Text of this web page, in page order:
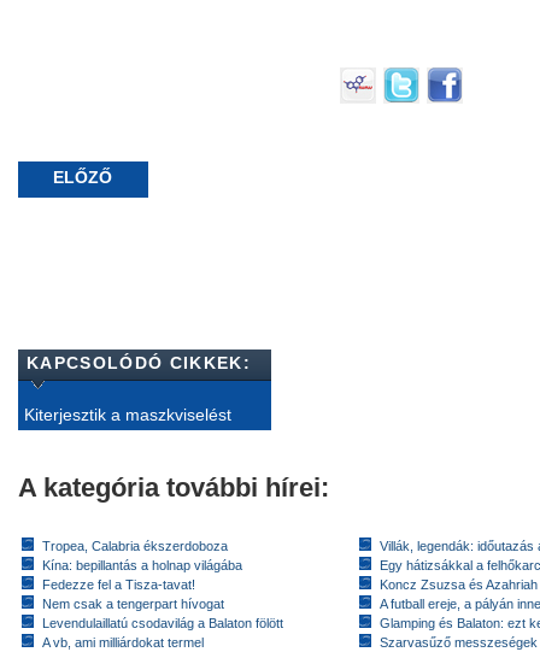
ELŐZŐ
KAPCSOLÓDÓ CIKKEK:
Kiterjesztik a maszkviselést
A kategória további hírei:
Tropea, Calabria ékszerdoboza
Kína: bepillantás a holnap világába
Fedezze fel a Tisza-tavat!
Nem csak a tengerpart hívogat
Levendulaillatú csodavilág a Balaton fölött
A vb, ami milliárdokat termel
Villák, legendák: időutazás
Egy hátizsákkal a
Koncz Zsuzsa és
A futball ereje, a pályán
Glamping és Balaton: ezt
Szarvasűző messzeségek